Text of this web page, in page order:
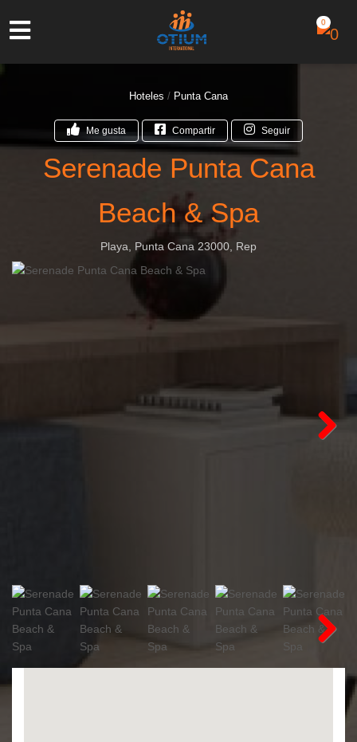
0
Hoteles / Punta Cana
Me gusta Compartir Seguir
Serenade Punta Cana
Beach & Spa
Playa, Punta Cana 23000, Rep